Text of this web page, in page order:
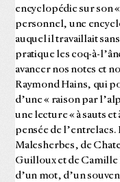
encyclopédie sur son
personnel, une
auquel il travaillait
pratique les coq-à-
avancer nos notes et
Raymond Hains, qui
d’une « raison par
une lecture « à sauts
pensée de
Malesherbes, de
Guilloux et de
d’un mot, d’un